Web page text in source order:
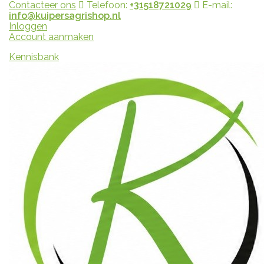
Contacteer ons Telefoon: +31518721029
E-mail:
info@kuipersagrishop.nl
Inloggen
Account aanmaken
Kennisbank